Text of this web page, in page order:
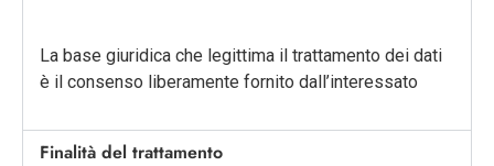
La base giuridica che legittima il trattamento dei dati
è il consenso liberamente fornito dall’interessato
Finalità del trattamento